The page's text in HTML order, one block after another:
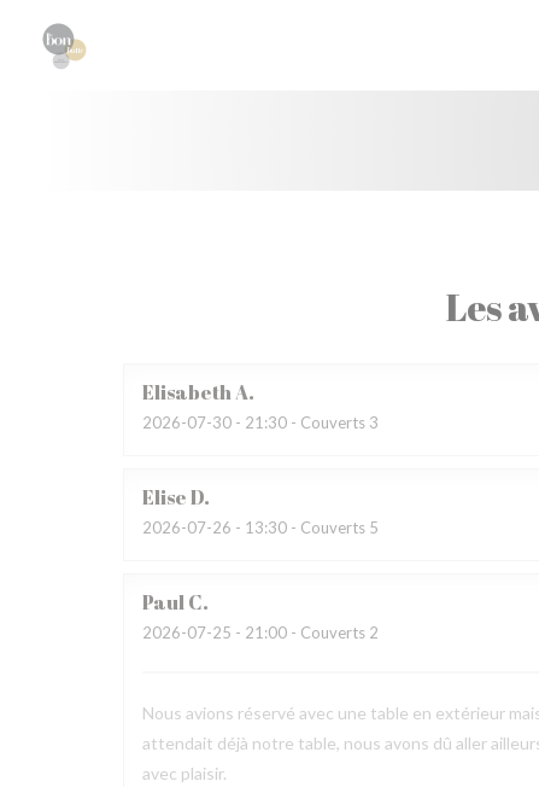
Les
ElisabethA
2026-07-30 - 21:30 - Couverts 3
EliseD
2026-07-26 - 13:30 - Couverts 5
PaulC
2026-07-25 - 21:00 - Couverts 2
Nous avions réservé avec une table en extérieur
attendait déjà notre table, nous avons dû aller
avec plaisir.